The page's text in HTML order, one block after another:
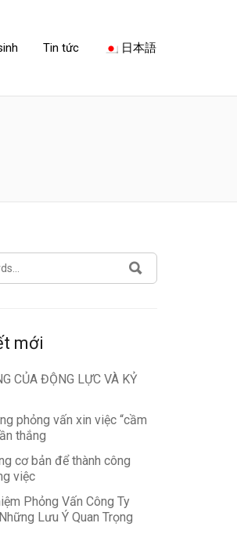
Tin tức 日本語
mới
CỦA ĐỘNG LỰC VÀ KỶ
phỏng vấn xin việc “cầm
thắng
cơ bản để thành công
việc
Phỏng Vấn Công Ty
Lưu Ý Quan Trọng